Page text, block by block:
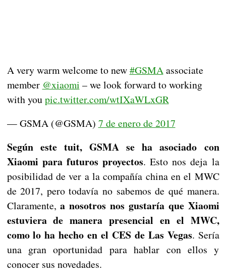
A very warm welcome to new#GSMAassociate
member @xiaomi – we look forward to working
with youpic.twitter.com/wtIXaWLxGR
— GSMA (@GSMA) 7 de enero de 2017
Según este tuit, GSMA se ha asociado con
Xiaomi para futuros proyectos. Esto nos deja la
posibilidad de ver a la compañía china en el MWC
de 2017, pero todavía no sabemos de qué manera.
Claramente,a nosotros nos gustaría que Xiaomi
estuviera de manera presencial en el MWC,
como lo ha hecho en el CES de Las Vegas. Sería
una gran oportunidad para hablar con ellos y
conocer sus novedades.